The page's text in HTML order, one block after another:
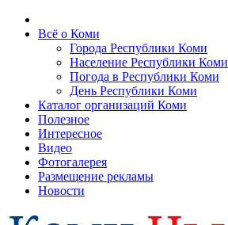
Всё о Коми
Города Республики Коми
Население Республики Коми
Погода в Республики Коми
День Республики Коми
Каталог организаций Коми
Полезное
Интересное
Видео
Фотогалерея
Размещение рекламы
Новости